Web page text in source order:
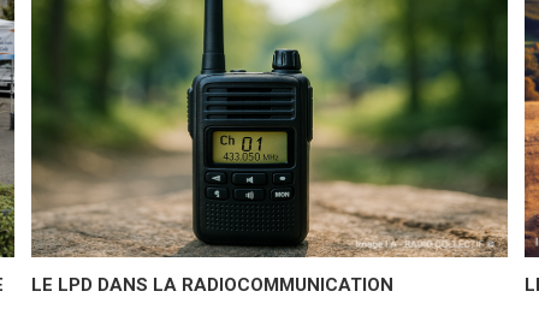
LE LPD DANS LA RADIOCOMMUNICATION